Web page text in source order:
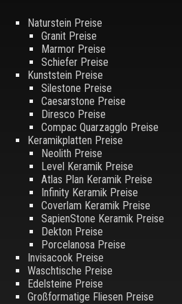
Naturstein Preise
Granit Preise
Marmor Preise
Schiefer Preise
Kunststein Preise
Silestone Preise
Caesarstone Preise
Diresco Preise
Compac Quarzagglo Preise
Keramikplatten Preise
Neolith Preise
Level Keramik Preise
Atlas Plan Keramik Preise
Infinity Keramik Preise
Coverlam Keramik Preise
SapienStone Keramik Preise
Dekton Preise
Porcelanosa Preise
Invisacook Preise
Waschtische Preise
Edelsteine Preise
Großformatige Fliesen Preise